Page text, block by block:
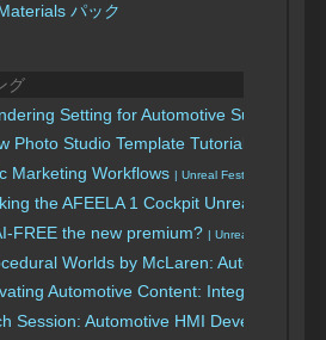
パック
グ
Setting for Automotive Substrate
Photo Studio Template Tutorial
Marketing Workflows | Unreal Fest Orlando 2025
the AFEELA 1 Cockpit Unreal
FREE the new premium? | Unreal Fest
Worlds by McLaren: Automotive
Automotive Content: Integrating
Session: Automotive HMI Development